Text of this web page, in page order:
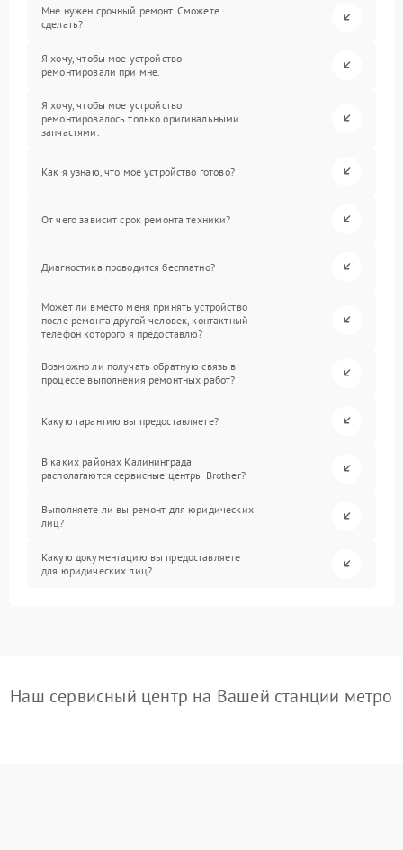
Мне нужен срочный ремонт. Сможете
сделать?
Я хочу, чтобы мое устройство
ремонтировали при мне.
Я хочу, чтобы мое устройство
ремонтировалось только оригинальными
запчастями.
Как я узнаю, что мое устройство готово?
От чего зависит срок ремонта техники?
Диагностика проводится бесплатно?
Может ли вместо меня принять устройство
после ремонта другой человек, контактный
телефон которого я предоставлю?
Возможно ли получать обратную связь в
процессе выполнения ремонтных работ?
Какую гарантию вы предоставляете?
В каких районах Калининграда
располагаются сервисные центры Brother?
Выполняете ли вы ремонт для юридических
лиц?
Какую документацию вы предоставляете
для юридических лиц?
Наш сервисный центр на Вашей станции метро